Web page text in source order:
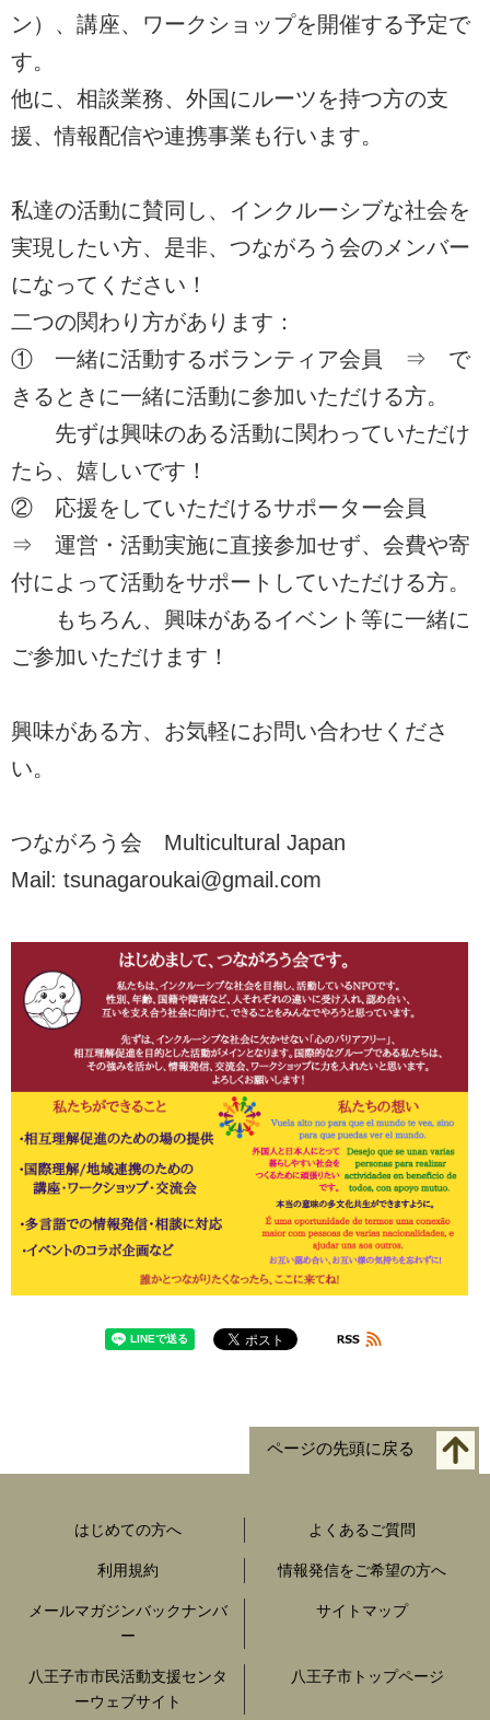
ン）、講座、ワークショップを開催する予定で
す。
他に、相談業務、外国にルーツを持つ方の支
援、情報配信や連携事業も行います。
私達の活動に賛同し、インクルーシブな社会を
実現したい方、是非、つながろう会のメンバー
になってください！
二つの関わり方があります：
① 一緒に活動するボランティア会員 ⇒ で
きるときに一緒に活動に参加いただける方。
先ずは興味のある活動に関わっていただけ
たら、嬉しいです！
② 応援をしていただけるサポーター会員
⇒ 運営・活動実施に直接参加せず、会費や寄
付によって活動をサポートしていただける方。
もちろん、興味があるイベント等に一緒に
ご参加いただけます！
興味がある方、お気軽にお問い合わせくださ
い。
つながろう会 Multicultural Japan
Mail: tsunagaroukai@gmail.com
ページの先頭に戻る
はじめての方へ よくあるご質問
利用規約 情報発信をご希望の方へ
メールマガジンバックナンバ
ー
サイトマップ
八王子市市民活動支援センタ
ーウェブサイト
八王子市トップページ